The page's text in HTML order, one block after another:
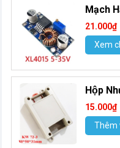
Mạch
21.000₫
Xem
Hộp
15.000₫
Thêm